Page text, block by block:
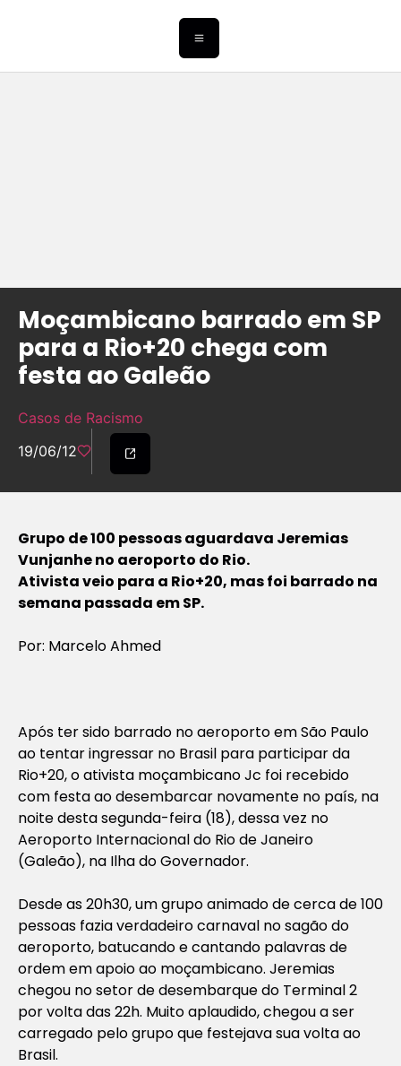
Moçambicano barrado em SP
para a Rio+20 chega com
festa ao Galeão
Casos de Racismo
19/06/12
Grupo de 100 pessoas aguardava Jeremias
Vunjanhe no aeroporto do Rio.
Ativista veio para a Rio+20, mas foi barrado na
semana passada em SP.
Por: Marcelo Ahmed
Após ter sido barrado no aeroporto em São Paulo
ao tentar ingressar no Brasil para participar da
Rio+20, o ativista moçambicano Jc foi recebido
com festa ao desembarcar novamente no país, na
noite desta segunda-feira (18), dessa vez no
Aeroporto Internacional do Rio de Janeiro
(Galeão), na Ilha do Governador.
Desde as 20h30, um grupo animado de cerca de 100
pessoas fazia verdadeiro carnaval no sagão do
aeroporto, batucando e cantando palavras de
ordem em apoio ao moçambicano. Jeremias
chegou no setor de desembarque do Terminal 2
por volta das 22h. Muito aplaudido, chegou a ser
carregado pelo grupo que festejava sua volta ao
Brasil.